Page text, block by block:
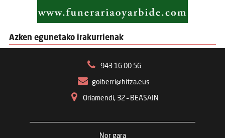
Azken egunetako irakurrienak
943 16 00 56
goiberri@hitza.eus
Oriamendi, 32 – BEASAIN
Nor gara